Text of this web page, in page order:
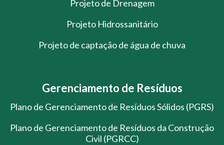
Projeto de Drenagem
Projeto Hidrossanitário
Projeto de captação de água de chuva
Gerenciamento de Resíduos
Plano de Gerenciamento de Resíduos Sólidos (PGRS)
Plano de Gerenciamento de Resíduos da Construção
Civil (PGRCC)